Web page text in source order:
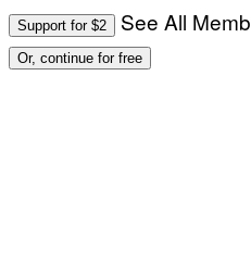
Support for $2 See All
Or, continue for free